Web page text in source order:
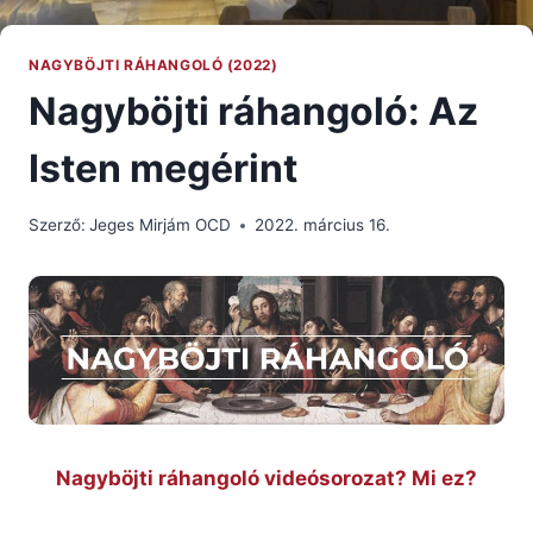
NAGYBÖJTI RÁHANGOLÓ (2022)
Nagyböjti ráhangoló: Az
Isten megérint
Szerző: Jeges Mirjám OCD 2022. március 16.
Nagyböjti ráhangoló videósorozat? Mi ez?